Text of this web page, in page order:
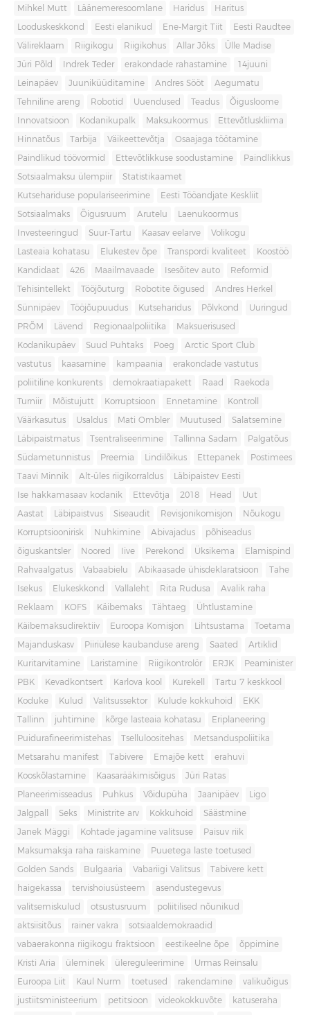
Mihkel Mutt Läänemeresoomlane Haridus Haritus
Looduskeskkond Eesti elanikud Ene-Margit Tiit Eesti Raudtee
Välireklaam Riigikogu Riigikohus Allar Jõks Ülle Madise
Jüri Põld Indrek Teder erakondade rahastamine 14juuni
Leinapäev Juuniküüditamine Andres Sööt Aegumatu
Tehniline areng Robotid Uuendused Teadus Õigusloome
Innovatsioon Kodanikupalk Maksukoormus Ettevõtluskliima
Hinnatõus Tarbija Väikeettevõtja Osaajaga töötamine
Paindlikud töövormid Ettevõtlikkuse soodustamine Paindlikkus
Sotsiaalmaksu ülempiir Statistikaamet
Kutsehariduse populariseerimine Eesti Tööandjate Keskliit
Sotsiaalmaks Õigusruum Arutelu Laenukoormus
Investeeringud Suur-Tartu Kaasav eelarve Volikogu
Lasteaia kohatasu Elukestev õpe Transpordi kvaliteet Koostöö
Kandidaat 426 Maailmavaade Isesõitev auto Reformid
Tehisintellekt Tööjõuturg Robotite õigused Andres Herkel
Sünnipäev Tööjõupuudus Kutseharidus Põlvkond Uuringud
PRÕM Lävend Regionaalpoliitika Maksuerisused
Kodanikupäev Suud Puhtaks Poeg Arctic Sport Club
vastutus kaasamine kampaania erakondade vastutus
poliitiline konkurents demokraatiapakett Raad Raekoda
Turniir Mõistujutt Korruptsioon Ennetamine Kontroll
Väärkasutus Usaldus Mati Ombler Muutused Salatsemine
Läbipaistmatus Tsentraliseerimine Tallinna Sadam Palgatõus
Südametunnistus Preemia Lindilõikus Ettepanek Postimees
Taavi Minnik Alt-üles riigikorraldus Läbipaistev Eesti
Ise hakkamasaav kodanik Ettevõtja 2018 Head Uut
Aastat Läbipaistvus Siseaudit Revisjonikomisjon Nõukogu
Korruptsioonirisk Nuhkimine Abivajadus põhiseadus
õiguskantsler Noored Iive Perekond Üksikema Elamispind
Rahvaalgatus Vabaabielu Abikaasade ühisdeklaratsioon Tahe
Isekus Elukeskkond Vallaleht Rita Rudusa Avalik raha
Reklaam KOFS Käibemaks Tähtaeg Ühtlustamine
Käibemaksudirektiiv Euroopa Komisjon Lihtsustama Toetama
Majanduskasv Piiriülese kaubanduse areng Saated Artiklid
Kuritarvitamine Laristamine Riigikontrolör ERJK Peaminister
PBK Kevadkontsert Karlova kool Kurekell Tartu 7 keskkool
Koduke Kulud Valitsussektor Kulude kokkuhoid EKK
Tallinn juhtimine kõrge lasteaia kohatasu Eriplaneering
Puidurafineerimistehas Tselluloositehas Metsanduspoliitika
Metsarahu manifest Tabivere Emajõe kett erahuvi
Kooskõlastamine Kaasarääkimisõigus Jüri Ratas
Planeerimisseadus Puhkus Võidupüha Jaanipäev Ligo
Jalgpall Seks Ministrite arv Kokkuhoid Säästmine
Janek Mäggi Kohtade jagamine valitsuse Paisuv riik
Maksumaksja raha raiskamine Puuetega laste toetused
Golden Sands Bulgaaria Vabariigi Valitsus Tabivere kett
haigekassa tervishoiusüsteem asendustegevus
valitsemiskulud otsustusruum poliitilised nõunikud
aktsiisitõus rainer vakra sotsiaaldemokraadid
vabaerakonna riigikogu fraktsioon eestikeelne õpe õppimine
Kristi Aria üleminek ülereguleerimine Urmas Reinsalu
Euroopa Liit Kaul Nurm toetused rakendamine valikuõigus
justiitsministeerium petitsioon videokokkuvõte katuseraha